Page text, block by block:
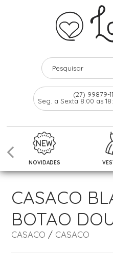
(27) 99879-
Seg. a Sexta 8:00 as
NOVIDADES
CASACO
BOTAO
CASACO / CASACO